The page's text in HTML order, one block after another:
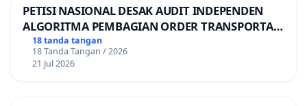
PETISI NASIONAL DESAK AUDIT INDEPENDEN
ALGORITMA PEMBAGIAN ORDER TRANSPORTASI
ONLINE
18 tanda tangan
18 Tanda Tangan / 2026
21 Jul 2026